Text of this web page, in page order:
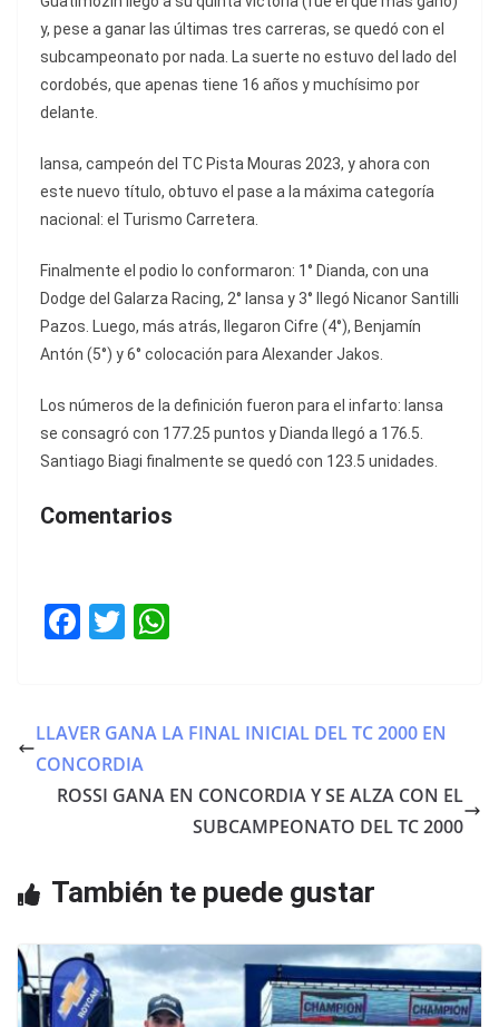
y, pese a ganar las últimas tres carreras, se quedó con el
subcampeonato por nada. La suerte no estuvo del lado del
cordobés, que apenas tiene 16 años y muchísimo por
delante.
Iansa, campeón del TC Pista Mouras 2023, y ahora con
este nuevo título, obtuvo el pase a la máxima categoría
nacional: el Turismo Carretera.
Finalmente el podio lo conformaron: 1° Dianda, con una
Dodge del Galarza Racing, 2° Iansa y 3° llegó Nicanor Santilli
Pazos. Luego, más atrás, llegaron Cifre (4°), Benjamín
Antón (5°) y 6° colocación para Alexander Jakos.
Los números de la definición fueron para el infarto: Iansa
se consagró con 177.25 puntos y Dianda llegó a 176.5.
Santiago Biagi finalmente se quedó con 123.5 unidades.
Comentarios
F
e
b
o
T
er s
p
LLAVER GANA LA FINAL INICIAL DEL TC 2000 EN
CONCORDIA
ROSSI GANA EN CONCORDIA Y SE ALZA CON EL
SUBCAMPEONATO DEL TC 2000
También te puede gustar